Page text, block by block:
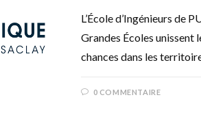
L’École d’Ingénieurs de
Grandes Écoles unissent
chances dans les
0 COMMENTAIRE